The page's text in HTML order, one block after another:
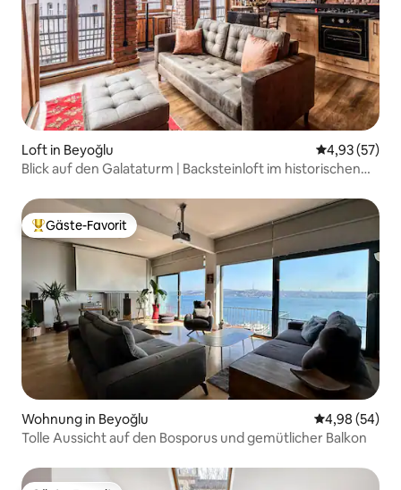
Loft in Beyoğlu
4,93 (57)
Blick auf den Galataturm | Backsteinloft im historischen
Beliebter Gäste-Favorit.
Gäste-Favorit
Wohnung in Beyoğlu
4,98 (54)
Tolle Aussicht auf den Bosporus und gemütlicher Balkon